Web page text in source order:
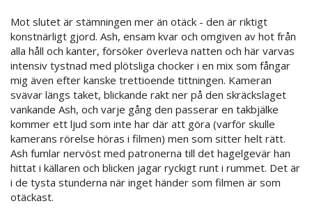
Mot slutet är stämningen mer än otäck - den är riktigt
konstnärligt gjord. Ash, ensam kvar och omgiven av hot från
alla håll och kanter, försöker överleva natten och här varvas
intensiv tystnad med plötsliga chocker i en mix som fångar
mig även efter kanske trettioende tittningen. Kameran
svävar längs taket, blickande rakt ner på den skräckslaget
vankande Ash, och varje gång den passerar en takbjälke
kommer ett ljud som inte har där att göra (varför skulle
kamerans rörelse höras i filmen) men som sitter helt rätt.
Ash fumlar nervöst med patronerna till det hagelgevär han
hittat i källaren och blicken jagar ryckigt runt i rummet. Det är
i de tysta stunderna när inget händer som filmen är som
otäckast.